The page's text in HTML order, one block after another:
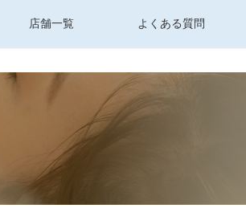
店舗一覧 よくある質問